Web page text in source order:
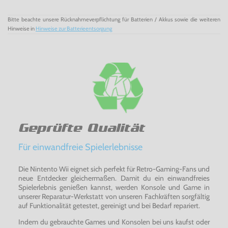
Bitte beachte unsere Rücknahmeverpflichtung für Batterien / Akkus sowie die weiteren
Hinweise in Hinweise zur Batterieentsorgung
Geprüfte Qualität
Für einwandfreie Spielerlebnisse
Die Nintento Wii eignet sich perfekt für Retro-Gaming-Fans und
neue Entdecker gleichermaßen. Damit du ein einwandfreies
Spielerlebnis genießen kannst, werden Konsole und Game in
unserer Reparatur-Werkstatt von unseren Fachkräften sorgfältig
auf Funktionalität getestet, gereinigt und bei Bedarf repariert.
Indem du gebrauchte Games und Konsolen bei uns kaufst oder